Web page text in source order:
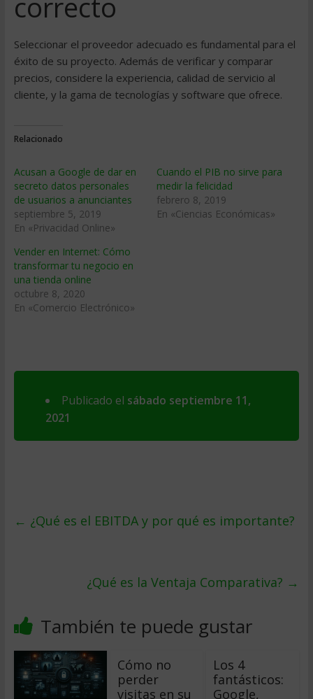
Seleccionar el proveedor adecuado es fundamental para el
éxito de su proyecto. Además de verificar y comparar
precios, considere la experiencia, calidad de servicio al
cliente, y la gama de tecnologías y software que ofrece.
Relacionado
Acusan a Google de dar en
secreto datos personales
de usuarios a anunciantes
septiembre 5, 2019
En «Privacidad Online»
Cuando el PIB no sirve para
medir la felicidad
febrero 8, 2019
En «Ciencias Económicas»
Vender en Internet: Cómo
transformar tu negocio en
una tienda online
octubre 8, 2020
En «Comercio Electrónico»
Publicado el sábado septiembre 11,
2021
← ¿Qué es el EBITDA y por qué es importante?
¿Qué es la Ventaja Comparativa? →
También te puede gustar
Cómo no
perder
visitas en su
Los 4
fantásticos:
Google,